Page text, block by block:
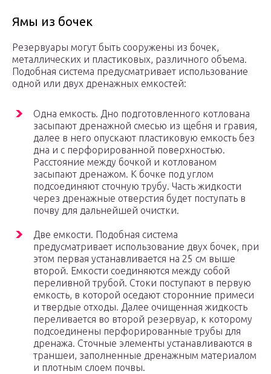
Ямы из бочек
Резервуары могут быть сооружены из бочек,
металлических и пластиковых, различного объема.
Подобная система предусматривает использование
одной или двух дренажных емкостей:
Одна емкость. Дно подготовленного котлована
засыпают дренажной смесью из щебня и гравия,
далее в него опускают пластиковую емкость без
дна и с перфорированной поверхностью.
Расстояние между бочкой и котлованом
засыпают дренажом. К бочке под углом
подсоединяют сточную трубу. Часть жидкости
через дренажные отверстия будет поступать в
почву для дальнейшей очистки.
Две емкости. Подобная система
предусматривает использование двух бочек, при
этом первая устанавливается на 25 см выше
второй. Емкости соединяются между собой
переливной трубой. Стоки поступают в первую
емкость, в которой оседают сторонние примеси
и твердые отходы. Далее очищенная жидкость
переливается во второй резервуар, к которому
подсоединены перфорированные трубы для
дренажа. Сточные элементы устанавливаются в
траншеи, заполненные дренажным материалом
и плотным слоем почвы.